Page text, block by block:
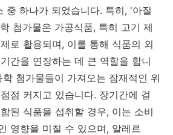
중 하나가 되었습니다. 특히, '아질
첨가물은 가공식품, 특히 고기 제
로 활용되며, 이를 통해 식품의 외
간을 연장하는 데 큰 역할을 합니
첨가물들이 가져오는 잠재적인 위
점 커지고 있습니다. 장기간에 걸
된 식품을 섭취할 경우, 이는 소비
영향을 미칠 수 있으며, 알레르